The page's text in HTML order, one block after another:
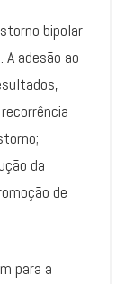
bipolar
adesão ao
da
de
para a